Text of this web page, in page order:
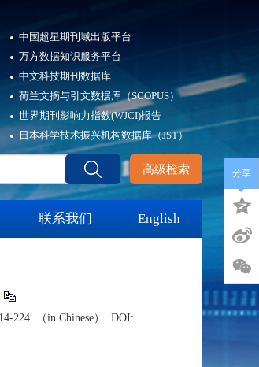
中国超星期刊域出版平台
万方数据知识服务平台
中文科技期刊数据库
荷兰文摘与引文数据库（SCOPUS）
世界期刊影响力指数(WJCI)报告
日本科学技术振兴机构数据库（JST）
高级检索
联系我们 English
224. （in Chinese）. DOI:
分享